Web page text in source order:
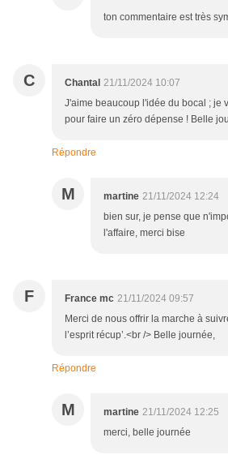
ton commentaire est très
C Chantal 21/11/2024 10:07
J'aime beaucoup l'idée du bocal ; je
pour faire un zéro dépense ! Belle
Répondre
M martine 21/11/2024 12:24
bien sur, je pense que
l'affaire, merci bise
F France mc 21/11/2024 09:57
Merci de nous offrir la marche à
l’esprit récup’.<br /> Belle journée,
Répondre
M martine 21/11/2024 12:25
merci, belle journée